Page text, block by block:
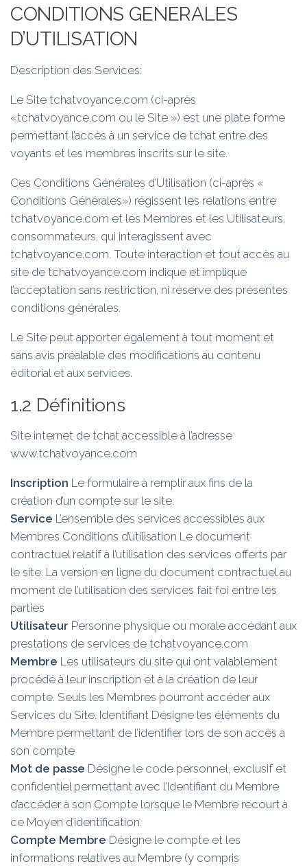
CONDITIONS GENERALES
D’UTILISATION
Description des Services:
Le Site tchatvoyance.com (ci-après
«tchatvoyance.com ou le Site ») est une plate forme
permettant l’accès à un service de tchat entre des
voyants et les membres inscrits sur le site.
Ces Conditions Générales d’Utilisation (ci-après «
Conditions Générales») régissent les relations entre
tchatvoyance.com et les Membres et les Utilisateurs,
consommateurs, qui interagissent avec
tchatvoyance.com. Toute interaction et tout accès au
site de tchatvoyance.com indique et implique
l’acceptation sans restriction, ni réserve des présentes
conditions générales.
Le Site peut apporter également à tout moment et
sans avis préalable des modifications au contenu
éditorial et aux services.
1.2 Définitions
Site internet de tchat accessible à l’adresse
www.tchatvoyance.com
Inscription Le formulaire à remplir aux fins de la
création d’un compte sur le site.
Service L’ensemble des services accessibles aux
Membres Conditions d’utilisation Le document
contractuel relatif à l’utilisation des services offerts par
le site. La version en ligne du document contractuel au
moment de l’utilisation des services fait foi entre les
parties
Utilisateur Personne physique ou morale accédant aux
prestations de services de tchatvoyance.com
Membre Les utilisateurs du site qui ont valablement
procédé à leur inscription et à la création de leur
compte. Seuls les Membres pourront accéder aux
Services du Site. Identifiant Désigne les éléments du
Membre permettant de l’identifier lors de son accès à
son compte
Mot de passe Désigne le code personnel, exclusif et
confidentiel permettant avec l’Identifiant du Membre
d’accéder à son Compte lorsque le Membre recourt à
ce Moyen d’identification.
Compte Membre Désigne le compte et les
informations relatives au Membre (y compris